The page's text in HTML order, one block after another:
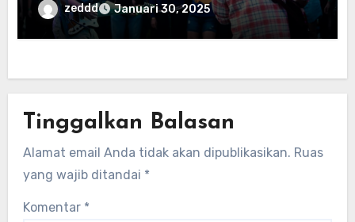
zeddd Januari 30, 2025
Tinggalkan Balasan
Alamat email Anda tidak akan dipublikasikan. Ruas
yang wajib ditandai *
Komentar *